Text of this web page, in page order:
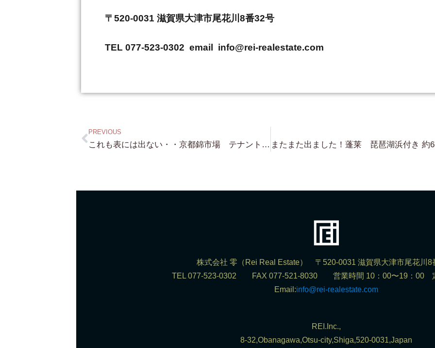
〒520-0031 滋賀県大津市尾花川8番32号
TEL 077-523-0302 email info@rei-realestate.com
PREVIOUS
これも表には出ない・・京都錦市場 テナントビル・・これも めちゃくちゃレアです！ 現在 売り物あります！
株式会社 零（Rei Real Estate） 〒520-0031 滋賀県大津市尾花川8
TEL 077-523-0302 FAX 077-521-8030 営業時間 10：00〜19：00
Email:info@rei-realestate.com
REI.Inc.,
8-32,Obanagawa,Otsu-city,Shiga,520-0031,Japan